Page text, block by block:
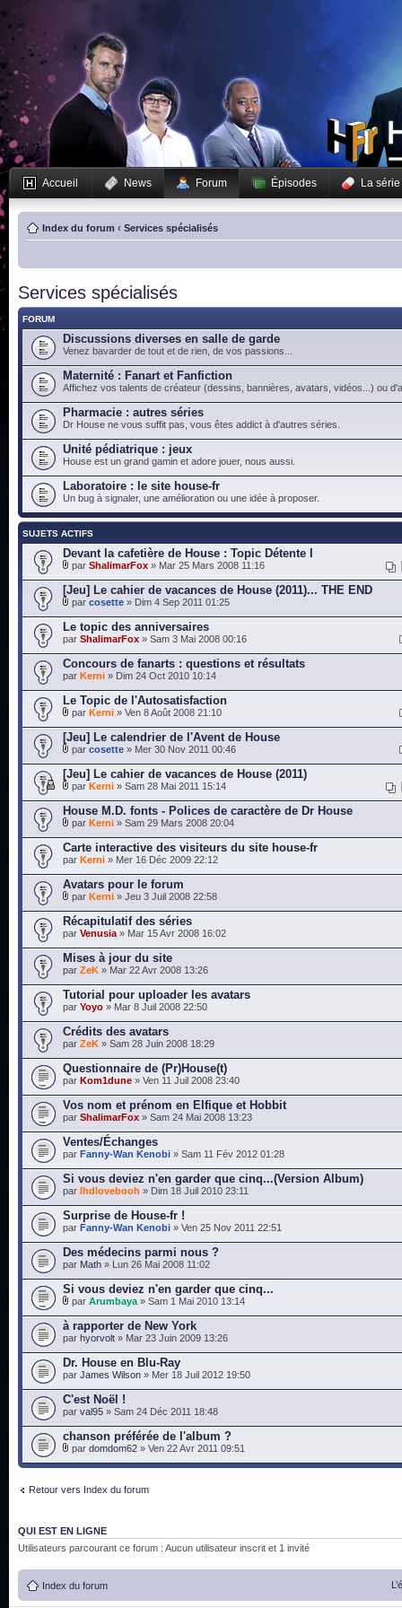
Accueil News Forum Épisodes La série
Index du forum ‹ Services spécialisés
Services spécialisés
FORUM
Discussions diverses en salle de garde
Venez bavarder de tout et de rien, de vos passions...
Maternité : Fanart et Fanfiction
Affichez vos talents de créateur (dessins, bannières, avatars, vidéos...) ou
Pharmacie : autres séries
Dr House ne vous suffit pas, vous êtes addict à d'autres séries.
Unité pédiatrique : jeux
House est un grand gamin et adore jouer, nous aussi.
Laboratoire : le site house-fr
Un bug à signaler, une amélioration ou une idée à proposer.
SUJETS ACTIFS
Devant la cafetière de House : Topic Détente I
par ShalimarFox » Mar 25 Mars 2008 11:16
[Jeu] Le cahier de vacances de House (2011)... THE END
par cosette » Dim 4 Sep 2011 01:25
Le topic des anniversaires
par ShalimarFox » Sam 3 Mai 2008 00:16
Concours de fanarts : questions et résultats
par Kerni » Dim 24 Oct 2010 10:14
Le Topic de l'Autosatisfaction
par Kerni » Ven 8 Août 2008 21:10
[Jeu] Le calendrier de l'Avent de House
par cosette » Mer 30 Nov 2011 00:46
[Jeu] Le cahier de vacances de House (2011)
par Kerni » Sam 28 Mai 2011 15:14
House M.D. fonts - Polices de caractère de Dr House
par Kerni » Sam 29 Mars 2008 20:04
Carte interactive des visiteurs du site house-fr
par Kerni » Mer 16 Déc 2009 22:12
Avatars pour le forum
par Kerni » Jeu 3 Juil 2008 22:58
Récapitulatif des séries
par Venusia » Mar 15 Avr 2008 16:02
Mises à jour du site
par ZeK » Mar 22 Avr 2008 13:26
Tutorial pour uploader les avatars
par Yoyo » Mar 8 Juil 2008 22:50
Crédits des avatars
par ZeK » Sam 28 Juin 2008 18:29
Questionnaire de (Pr)House(t)
par Kom1dune » Ven 11 Juil 2008 23:40
Vos nom et prénom en Elfique et Hobbit
par ShalimarFox » Sam 24 Mai 2008 13:23
Ventes/Échanges
par Fanny-Wan Kenobi » Sam 11 Fév 2012 01:28
Si vous deviez n'en garder que cinq...(Version Album)
par lhdlovebooh » Dim 18 Juil 2010 23:11
Surprise de House-fr !
par Fanny-Wan Kenobi » Ven 25 Nov 2011 22:51
Des médecins parmi nous ?
par Math » Lun 26 Mai 2008 11:02
Si vous deviez n'en garder que cinq...
par Arumbaya » Sam 1 Mai 2010 13:14
à rapporter de New York
par hyorvolt » Mar 23 Juin 2009 13:26
Dr. House en Blu-Ray
par James Wilson » Mer 18 Juil 2012 19:50
C'est Noël !
par val95 » Sam 24 Déc 2011 18:48
chanson préférée de l'album ?
par domdom62 » Ven 22 Avr 2011 09:51
Retour vers Index du forum
QUI EST EN LIGNE
Utilisateurs parcourant ce forum : Aucun utilisateur inscrit et 1 invité
Index du forum